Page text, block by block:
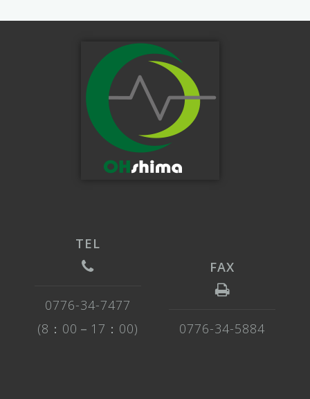
0776-34-7477
0776-34-5884